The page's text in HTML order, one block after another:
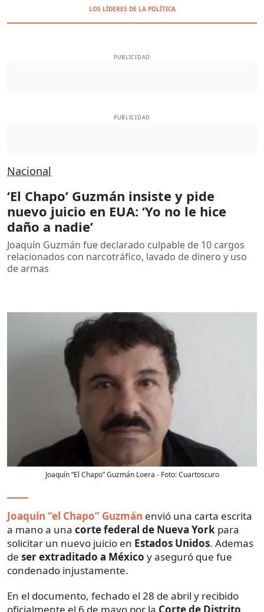
LOS LÍDERES DE LA POLÍTICA
PUBLICIDAD
PUBLICIDAD
Nacional
‘El Chapo’ Guzmán insiste y pide
nuevo juicio en EUA: ‘Yo no le hice
daño a nadie’
Joaquín Guzmán fue declarado culpable de 10 cargos
relacionados con narcotráfico, lavado de dinero y uso
de armas
Joaquín “El Chapo” Guzmán Loera - Foto:Cuartoscuro
Joaquín “el Chapo” Guzmán envió una carta escrita
a mano a una corte federal de Nueva York para
solicitar un nuevo juicio en Estados Unidos. Ademas
de ser extraditado a México y aseguró que fue
condenado injustamente.
En el documento, fechado el 28 de abril y recibido